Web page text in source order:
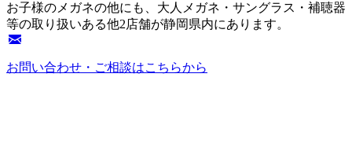
お子様のメガネの他にも、大人メガネ・サングラス・補聴器
等の取り扱いある他2店舗が静岡県内にあります。
お問い合わせ・ご相談はこちらから